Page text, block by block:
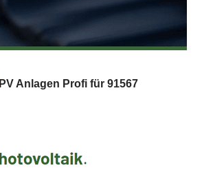
PV Anlagen Profi für 91567